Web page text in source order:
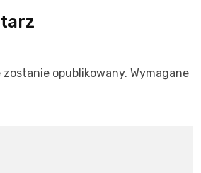
opublikowany. Wymagane